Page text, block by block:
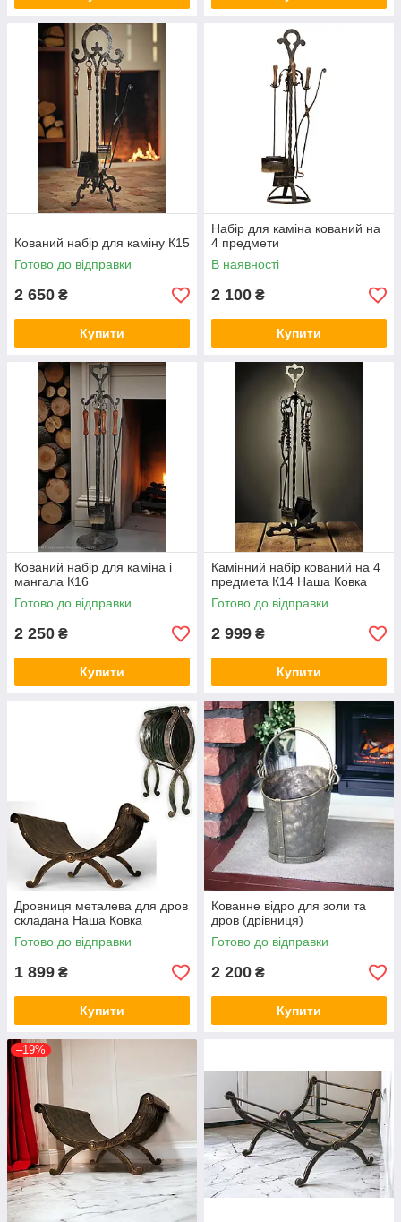
Кований набір для каміну К15
Готово до відправки
2 650 ₴
Купити
Набір для каміна кований на
4 предмети
В наявності
2 100 ₴
Купити
Кований набір для каміна і
мангала К16
Готово до відправки
2 250 ₴
Купити
Камінний набір кований на 4
предмета К14 Наша Ковка
Готово до відправки
2 999 ₴
Купити
Дровниця металева для дров
складана Наша Ковка
Готово до відправки
1 899 ₴
Купити
Кованне відро для золи та
дров (дрівниця)
Готово до відправки
2 200 ₴
Купити
–19%